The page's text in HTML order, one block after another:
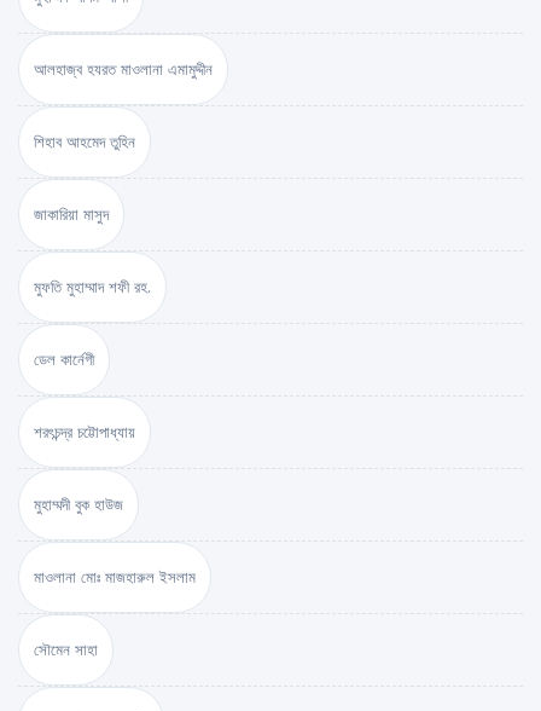
আলহাজ্ব হযরত মাওলানা এমামুদ্দীন
শিহাব আহমেদ তুহিন
জাকারিয়া মাসুদ
মুফতি মুহাম্মাদ শফী রহ.
ডেল কার্নেগী
শরৎচন্দ্র চট্টোপাধ্যায়
মুহাম্মদী বুক হাউজ
মাওলানা মোঃ মাজহারুল ইসলাম
সৌমেন সাহা